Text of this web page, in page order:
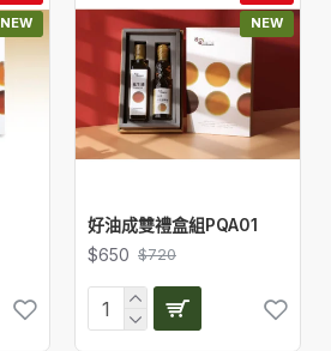
NEW NEW
好油成雙禮盒組PQA01
$650 $720